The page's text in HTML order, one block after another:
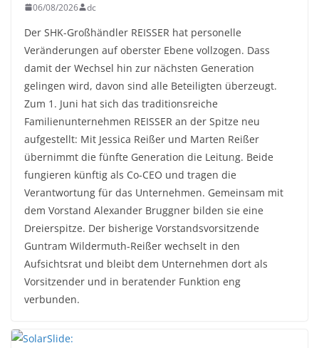
06/08/2026 dc
Der SHK-Großhändler REISSER hat personelle
Veränderungen auf oberster Ebene vollzogen. Dass
damit der Wechsel hin zur nächsten Generation
gelingen wird, davon sind alle Beteiligten überzeugt.
Zum 1. Juni hat sich das traditionsreiche
Familienunternehmen REISSER an der Spitze neu
aufgestellt: Mit Jessica Reißer und Marten Reißer
übernimmt die fünfte Generation die Leitung. Beide
fungieren künftig als Co-CEO und tragen die
Verantwortung für das Unternehmen. Gemeinsam mit
dem Vorstand Alexander Bruggner bilden sie eine
Dreierspitze. Der bisherige Vorstandsvorsitzende
Guntram Wildermuth-Reißer wechselt in den
Aufsichtsrat und bleibt dem Unternehmen dort als
Vorsitzender und in beratender Funktion eng
verbunden.